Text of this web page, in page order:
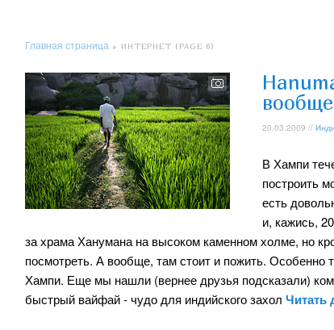
содержимому
содержимому
Главная страница » ИНТЕРНЕТ (PAGE 6)
20.03.2009 //
В Хампи
построить
есть
и, кажись,
за храма Ханумана на высоком каменном холме, но
посмотреть. А вообще, там стоит и пожить. Особенно
Хампи. Еще мы нашли (вернее друзья подсказали)
быстрый вайфай - чудо для индийского захол Читать